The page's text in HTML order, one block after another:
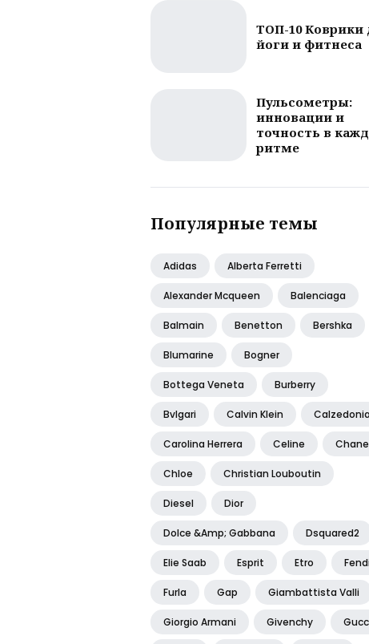
ТОП-10 Коврики
йоги и фитнеса
Пульсометры:
инновации и
точность в
ритме
Популярные темы
Adidas Alberta Ferretti
Alexander Mcqueen Balenciaga
Balmain Benetton Bershka
Blumarine Bogner
Bottega Veneta Burberry
Bvlgari Calvin Klein Calzedonia
Carolina Herrera Celine
Chloe Christian Louboutin
Diesel Dior
Dolce &amp; Gabbana Dsquared2
Elie Saab Esprit Etro
Furla Gap Giambattista Valli
Giorgio Armani Givenchy